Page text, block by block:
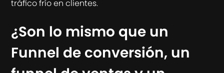
tráfico frío en clientes.
¿Son lo mismo que un
Funnel de conversión, un